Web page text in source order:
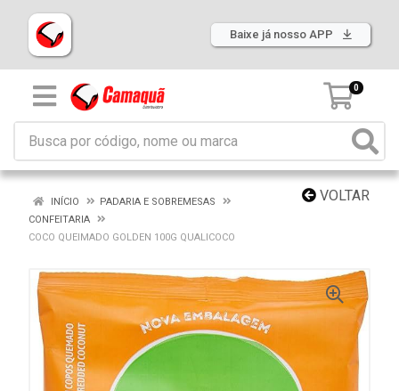
Baixe já nosso APP
0
VOLTAR
INÍCIO
PADARIA E SOBREMESAS
CONFEITARIA
COCO QUEIMADO GOLDEN 100G QUALICOCO